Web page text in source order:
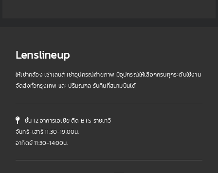
Lenslineup
ให้เช่ากล้อง เช่าเลนส์ เช่าอุปกรณ์ถ่ายภาพ มีอุปกรณ์ให้เลือกครบทุกระดับใช้งาน
จัดส่งทั่วกรุงเทพ และ ปริมณฑล รับคืนที่สนามบินได้
ชั้น 12 อาคารเอเชีย ติด BTS ราชเทวี
จันทร์-เสาร์ 11.30-19.00น.
อาทิตย์ 11:30-14:00น.